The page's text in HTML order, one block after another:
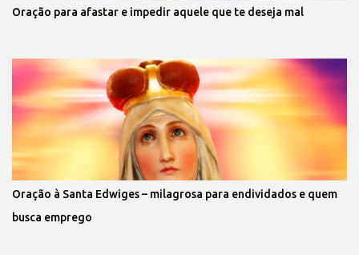
Oração para afastar e impedir aquele que te deseja mal
Oração à Santa Edwiges – milagrosa para endividados e quem
busca emprego